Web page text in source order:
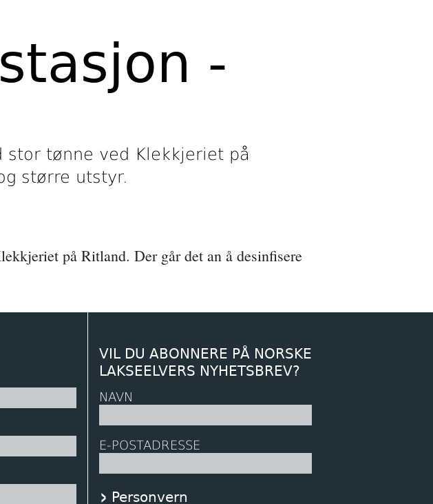
-
tønne ved Klekkjeriet på
større utstyr.
på Ritland. Der går det an å desinfisere
VIL DU ABONNERE PÅ NORSKE
LAKSEELVERS NYHETSBREV?
NAVN
E-POSTADRESSE
Personvern